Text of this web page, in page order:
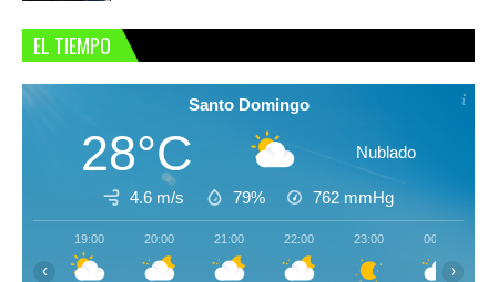
EL TIEMPO
Santo Domingo
28°C Nublado
4.6 m/s 79% 762 mmHg
19:00 20:00 21:00 22:00 23:00 00:00
‹ ›